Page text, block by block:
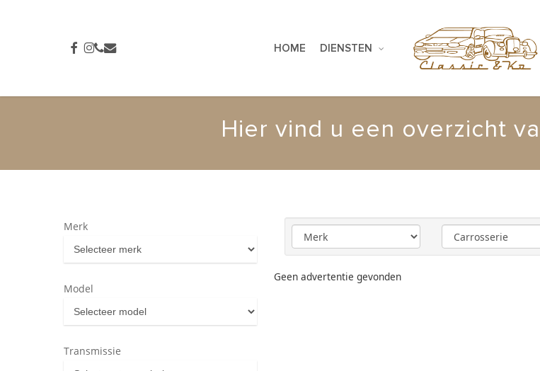
HOME DIENSTEN
FACEBOOK
INSTAGRAM
PHONE
EMAIL
Hier vind u een overzicht
Merk
Model
Transmissie